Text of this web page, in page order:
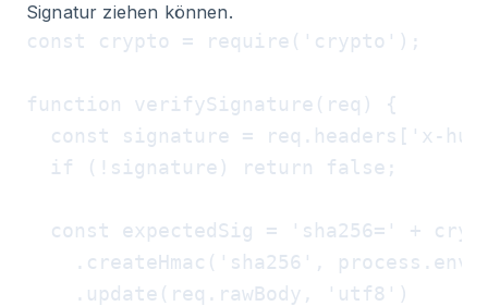
Signatur ziehen können.
const crypto = require('crypto');
function verifySignature(req) {
const signature = req.headers['x-
  if (!signature) return false;
const expectedSig = 'sha256=' +
.createHmac('sha256',
    .update(req.rawBody, 'utf8')